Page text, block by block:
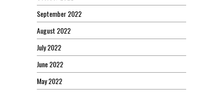
September 2022
August 2022
July 2022
June 2022
May 2022